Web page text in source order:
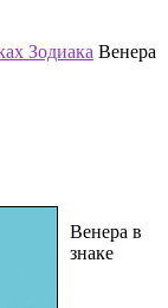
Зодиака Венера
Венера в
знаке